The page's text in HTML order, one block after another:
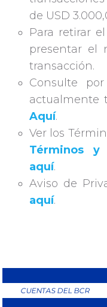
de USD
Para retirar
presentar el
transacción.
Consulte
actualmente
Aquí.
Ver los
Términos y
aquí.
Aviso de
aquí.
CUENTAS DEL BCR